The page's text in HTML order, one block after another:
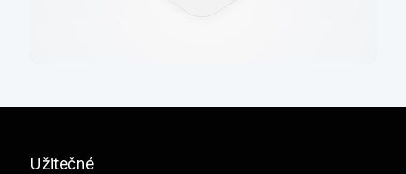
Jak postupovat, když
Užitečné